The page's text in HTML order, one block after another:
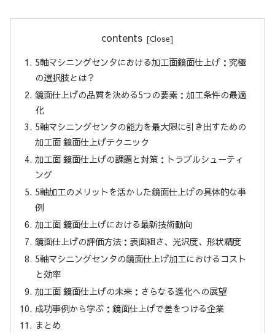
contents
5軸マシニングセンタにおける加工面鏡面仕上げ：究極
の選択肢とは？
鏡面仕上げの品質を決める5つの要素：加工条件の最適
化
5軸マシニングセンタの能力を最大限に引き出すための
加工面 鏡面仕上げテクニック
加工面 鏡面仕上げの課題と対策：トラブルシューティ
ング
5軸加工のメリットを活かした鏡面仕上げの具体的な事
例
加工面 鏡面仕上げにおける最新技術動向
鏡面仕上げの評価方法：表面粗さ、光沢度、形状精度
5軸マシニングセンタの鏡面仕上げ加工におけるコスト
と効率
加工面 鏡面仕上げの未来：さらなる進化への展望
成功事例から学ぶ：鏡面仕上げで差をつける企業
まとめ